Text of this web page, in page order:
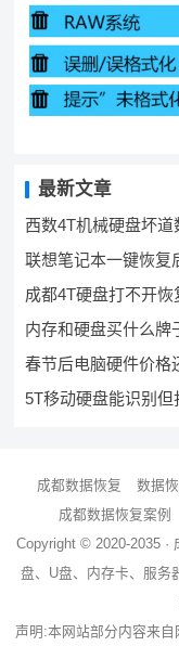
最新文章
西数4T机械硬盘坏道
联想笔记本一键恢复
成都4T硬盘打不开恢
内存和硬盘买什么牌
春节后电脑硬件价格
5T移动硬盘能识别
成都数据恢复 数据
成都数据恢复案例
Copyright © 2020-2035 ·
盘、U盘、内存卡、服务
声明:本网站部分内容来